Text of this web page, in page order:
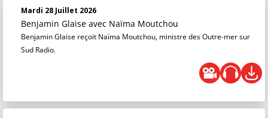
Mardi 28 Juillet 2026
Benjamin Glaise avec Naïma Moutchou
Benjamin Glaise reçoit Naïma Moutchou, ministre des Outre-mer sur
Sud Radio.